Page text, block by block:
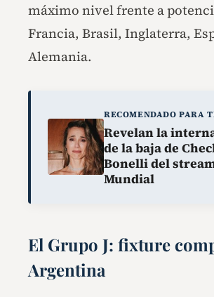
máximo nivel frente a
Francia, Brasil, Inglaterra,
Alemania.
RECOMENDADO PARA
Revelan la
de la baja de
Bonelli del
Mundial
El Grupo J: fixture
Argentina